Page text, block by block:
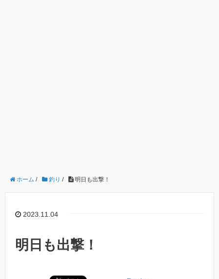
ホーム / 釣り / 明日も出撃！
2023.11.04
明日も出撃！